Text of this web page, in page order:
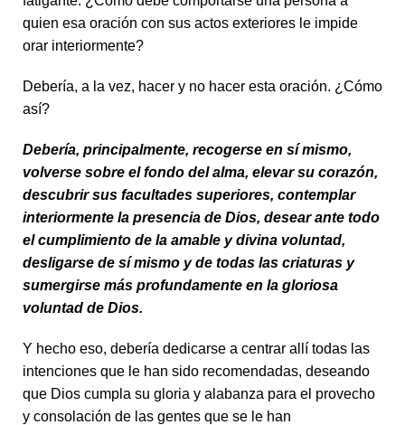
quien esa oración con sus actos exteriores le impide
orar interiormente?
Debería, a la vez, hacer y no hacer esta oración. ¿Cómo
así?
Debería, principalmente, recogerse en sí mismo,
volverse sobre el fondo del alma, elevar su corazón,
descubrir sus facultades superiores, contemplar
interiormente la presencia de Dios, desear ante todo
el cumplimiento de la amable y divina voluntad,
desligarse de sí mismo y de todas las criaturas y
sumergirse más profundamente en la gloriosa
voluntad de Dios.
Y hecho eso, debería dedicarse a centrar allí todas las
intenciones que le han sido recomendadas, deseando
que Dios cumpla su gloria y alabanza para el provecho
y consolación de las gentes que se le han